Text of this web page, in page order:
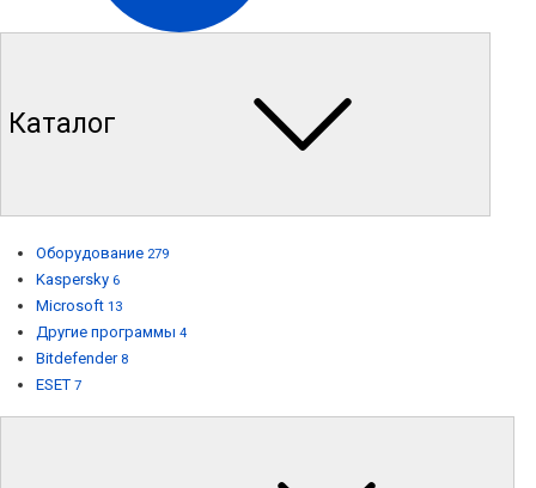
Каталог
Оборудование 279
Kaspersky 6
Microsoft 13
Другие программы 4
Bitdefender 8
ESET 7